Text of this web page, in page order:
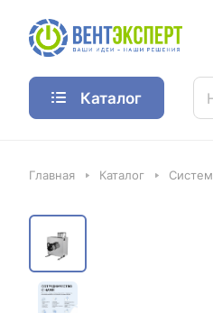
Каталог
Главная Каталог